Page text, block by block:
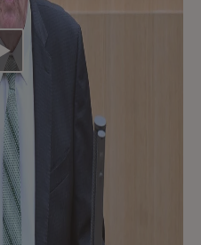
Video abspielen